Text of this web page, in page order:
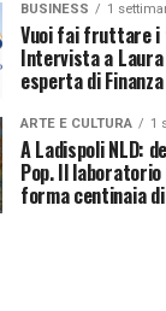
BUSINESS 1
Vuoi fai fruttare i
Intervista a
esperta di Finanza
ARTE E CULTURA 1
A Ladispoli NLD:
Pop. Il laboratorio
forma centinaia